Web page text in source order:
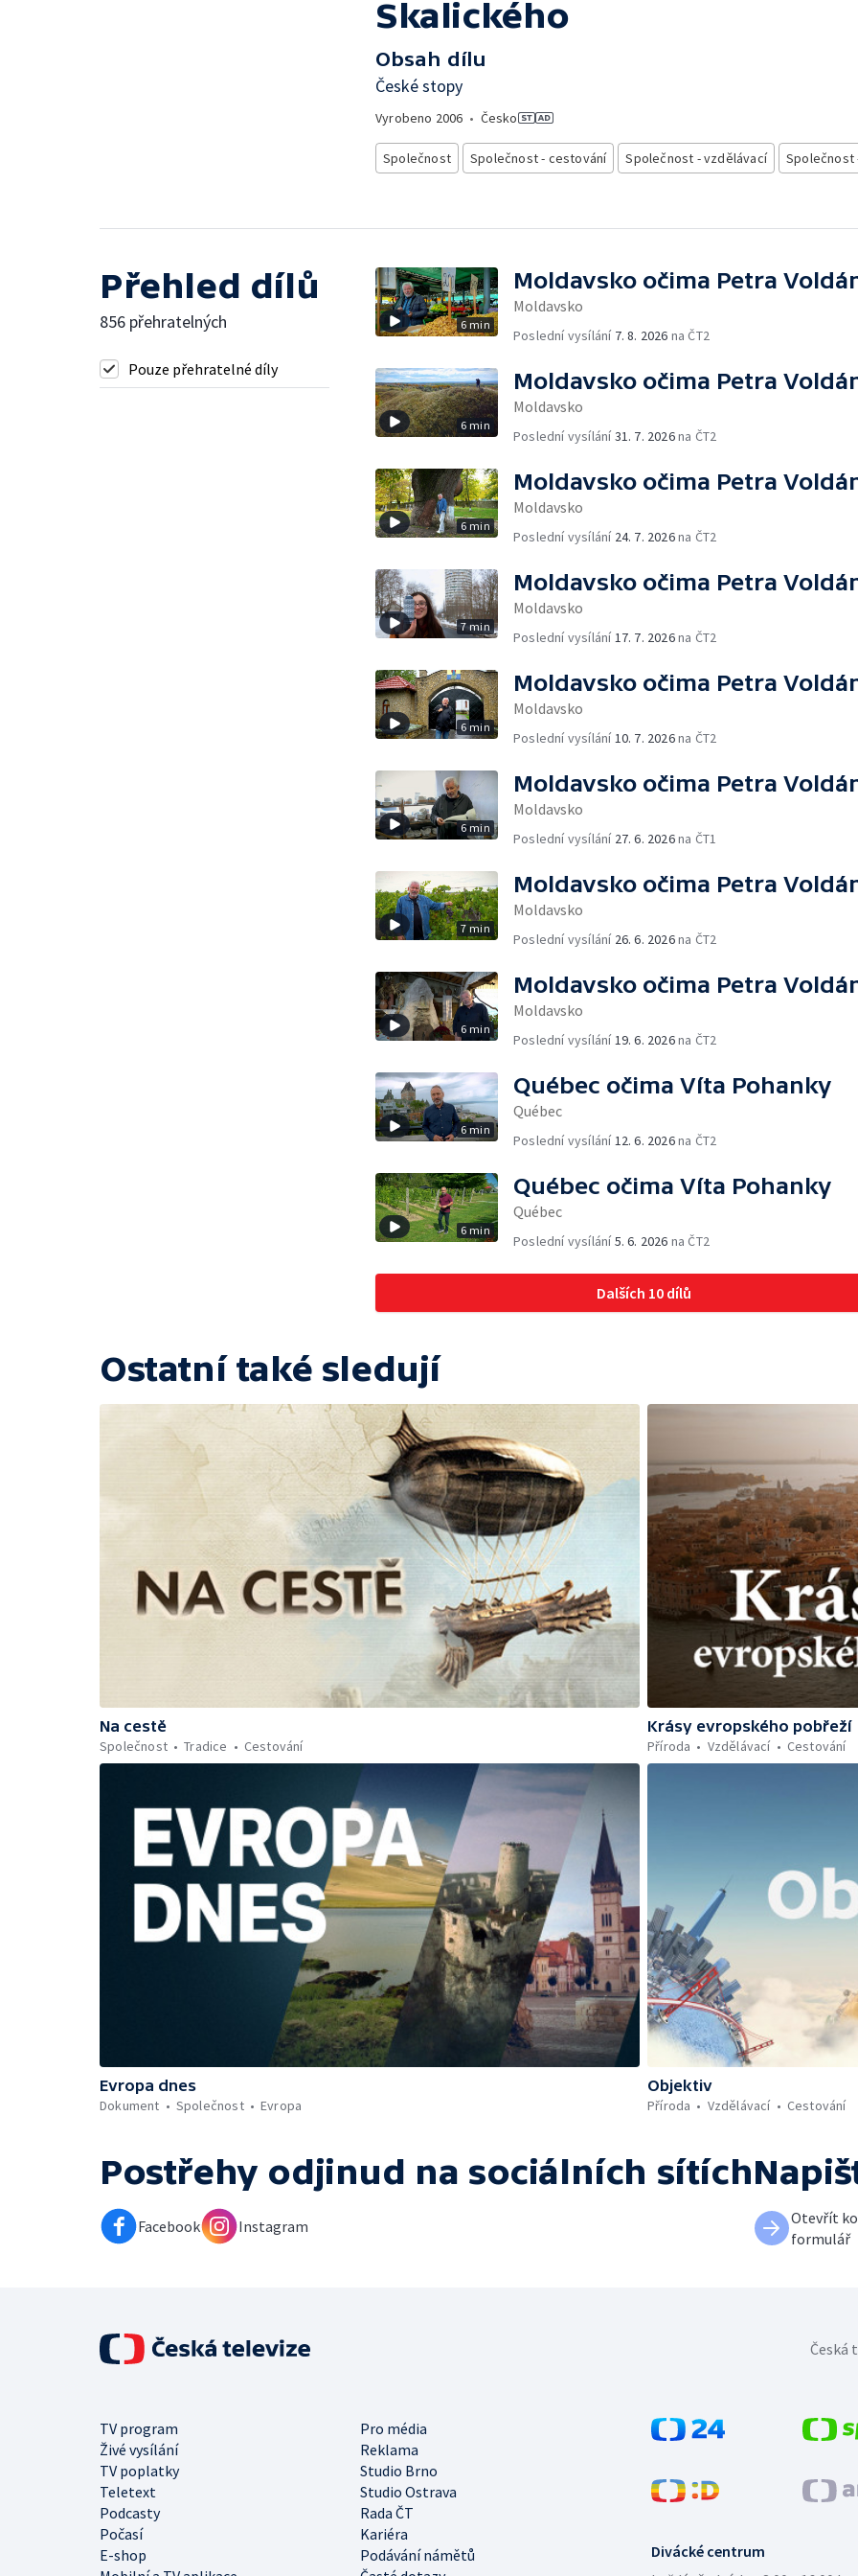
Skalického
Obsah dílu
České stopy
Vyrobeno 2006 • Česko
Společnost Společnost - cestování Společnost - vzdělávací Společnost
Přehled dílů
856 přehratelných
Pouze přehratelné díly
6 min
Moldavsko očima Petra
Moldavsko
Poslední vysílání 7. 8. 2026 na ČT2
6 min
Moldavsko očima Petra
Moldavsko
Poslední vysílání31. 7. 2026na ČT2
6 min
Moldavsko očima Petra
Moldavsko
Poslední vysílání 24. 7. 2026na ČT2
7 min
Moldavsko očima Petra
Moldavsko
Poslední vysílání 17. 7. 2026na ČT2
6 min
Moldavsko očima Petra
Moldavsko
Poslední vysílání 10. 7. 2026na ČT2
6 min
Moldavsko očima Petra
Moldavsko
Poslední vysílání 27. 6. 2026na ČT1
7 min
Moldavsko očima Petra
Moldavsko
Poslední vysílání 26. 6. 2026na ČT2
6 min
Moldavsko očima Petra
Moldavsko
Poslední vysílání 19. 6. 2026na ČT2
6 min
Québec očima Víta Pohanky
Québec
Poslední vysílání 12. 6. 2026na ČT2
6 min
Québec očima Víta Pohanky
Québec
Poslední vysílání5. 6. 2026 na ČT2
Dalších 10 dílů
Ostatní také sledují
Na cestě
Společnost
Tradice Cestování
Krásy evropského pobřeží
Příroda
Vzdělávací Cestování
Evropa dnes
Dokument
Společnost Evropa
Objektiv
Příroda
Vzdělávací Cestování
Postřehy odjinud na sociálních sítích
Facebook Instagram
Otevřít
formulář
Divácké centrum
TV program
Pro média
Živé vysílání
Reklama
TV poplatky
Studio Brno
Teletext
Studio Ostrava
Podcasty
Rada ČT
Počasí
Kariéra
E-shop
Podávání námětů
Česká